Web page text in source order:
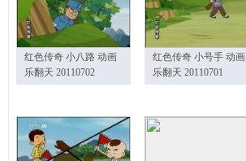
红色传奇 小八路 动画
乐翻天 20110702
红色传奇 小号手 动画
乐翻天 20110701